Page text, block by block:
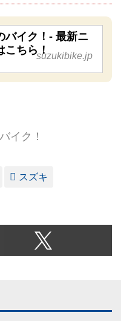
バイク！- 最新ニ
こちら！suzukibike.jp
イク！
スズキ